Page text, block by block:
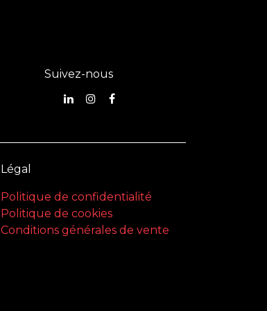
Suivez-nous
Légal
Politique de confidentialité
Politique de cookies
Conditions générales de vente